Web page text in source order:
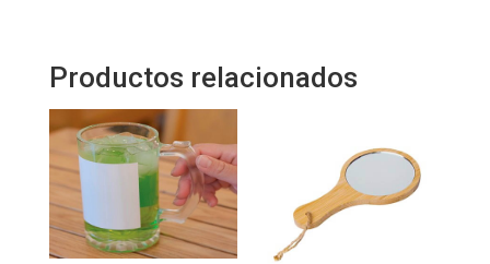
Productos relacionados